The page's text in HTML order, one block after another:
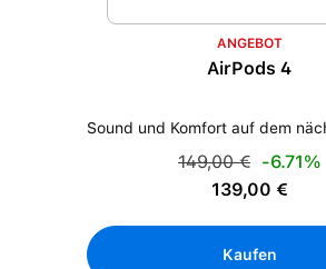
ANGEBOT
AirPods 4
Sound und Komfort auf dem
Regulärer Preis:
149,00 € -6.71%
139,00 €
Kaufen